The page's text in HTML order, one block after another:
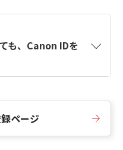
も、Canon IDを
ページ